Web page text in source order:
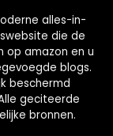
alles-in-
die de
op amazon en u
blogs.
beschermd
geciteerde
bronnen.